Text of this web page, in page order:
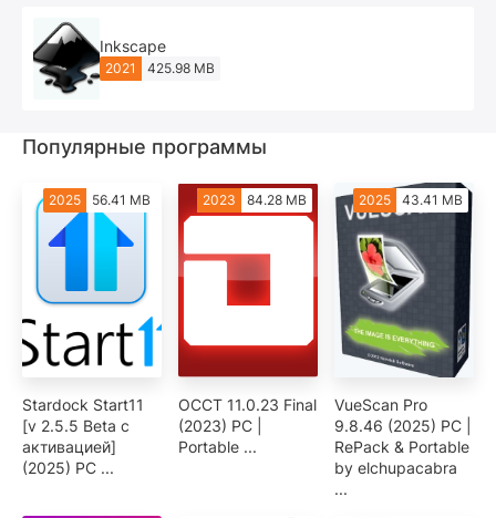
Inkscape
2021 425.98 MB
Популярные программы
2025 56.41 MB
Stardock Start11
[v 2.5.5 Beta с
активацией]
(2025) PC ...
2023 84.28 MB
OCCT 11.0.23 Final
(2023) PC |
Portable ...
2025 43.41 MB
VueScan Pro
9.8.46 (2025) PC |
RePack & Portable
by elchupacabra
...